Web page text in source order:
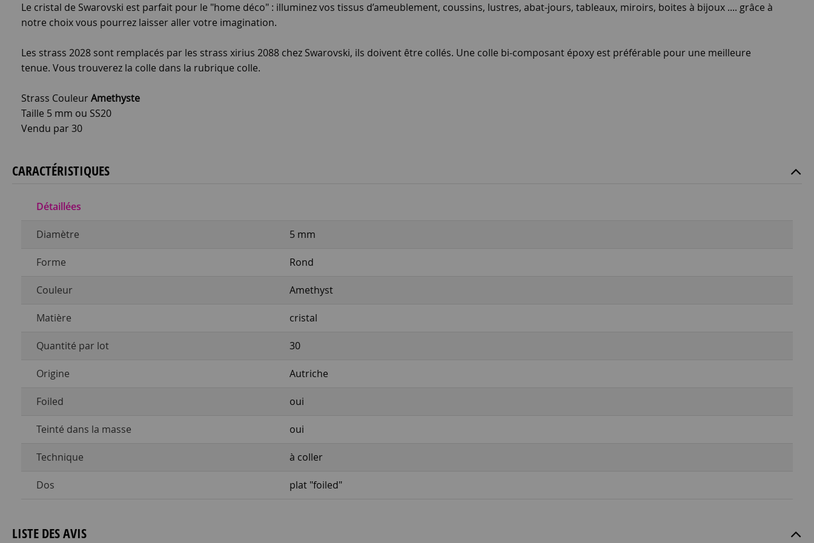
Le cristal de Swarovski est parfait pour le "home déco" : illuminez vos tissus d’ameublement, coussins, lustres, abat-jours, tableaux, miroirs, boites à bijoux .... grâce à
notre choix vous pourrez laisser aller votre imagination.
Les strass 2028 sont remplacés par les strass xirius 2088 chez Swarovski, ils doivent être collés. Une colle bi-composant époxy est préférable pour une meilleure
tenue. Vous trouverez la colle dans la rubrique colle.
Strass CouleurAmethyste
Taille 5 mm ou SS20
Vendu par 30
CARACTÉRISTIQUES
Détaillées
Diamètre 5 mm
Forme Rond
Couleur Amethyst
Matière cristal
Quantité par lot 30
Origine Autriche
Foiled oui
Teinté dans la masse oui
Technique à coller
Dos plat "foiled"
LISTE DES AVIS